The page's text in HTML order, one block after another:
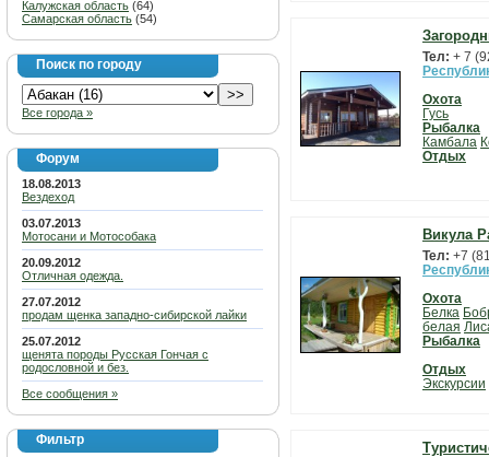
Калужская область (64)
Самарская область (54)
Поиск по городу
Все города »
Форум
18.08.2013
Вездеход
03.07.2013
Мотосани и Мотособака
20.09.2012
Отличная одежда.
27.07.2012
продам щенка западно-сибирской лайки
25.07.2012
щенята породы Русская Гончая с
родословной и без.
Все сообщения »
Фильтр
Тел: + 7
Охота
Гусь
Рыбалка
Камбала
Отдых
Викула
Тел: +7
Охота
Белка
белая
Рыбалка
Отдых
Экскурсии